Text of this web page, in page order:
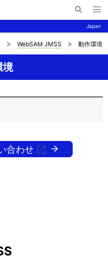
Japan
イ
メ
ニ
ュ
を
WebSAM JMSS 動作環境
境
合わせ